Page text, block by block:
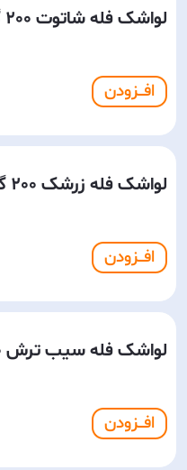
لواشک فله شاتوت 200 گرم
افـــزودن
لواشک فله زرشک 200 گرم
افـــزودن
لواشک فله سیب ترش 200 گرم
افـــزودن